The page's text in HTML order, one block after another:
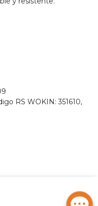
RS WOKIN: 351610,